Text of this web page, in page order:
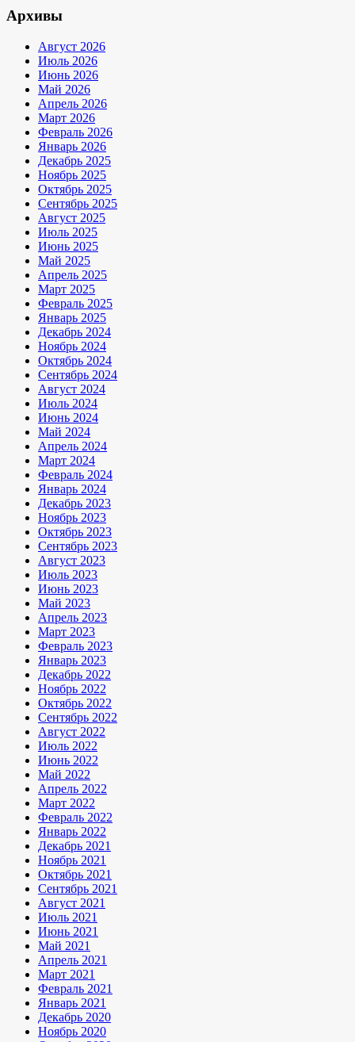
Архивы
Август 2026
Июль 2026
Июнь 2026
Май 2026
Апрель 2026
Март 2026
Февраль 2026
Январь 2026
Декабрь 2025
Ноябрь 2025
Октябрь 2025
Сентябрь 2025
Август 2025
Июль 2025
Июнь 2025
Май 2025
Апрель 2025
Март 2025
Февраль 2025
Январь 2025
Декабрь 2024
Ноябрь 2024
Октябрь 2024
Сентябрь 2024
Август 2024
Июль 2024
Июнь 2024
Май 2024
Апрель 2024
Март 2024
Февраль 2024
Январь 2024
Декабрь 2023
Ноябрь 2023
Октябрь 2023
Сентябрь 2023
Август 2023
Июль 2023
Июнь 2023
Май 2023
Апрель 2023
Март 2023
Февраль 2023
Январь 2023
Декабрь 2022
Ноябрь 2022
Октябрь 2022
Сентябрь 2022
Август 2022
Июль 2022
Июнь 2022
Май 2022
Апрель 2022
Март 2022
Февраль 2022
Январь 2022
Декабрь 2021
Ноябрь 2021
Октябрь 2021
Сентябрь 2021
Август 2021
Июль 2021
Июнь 2021
Май 2021
Апрель 2021
Март 2021
Февраль 2021
Январь 2021
Декабрь 2020
Ноябрь 2020